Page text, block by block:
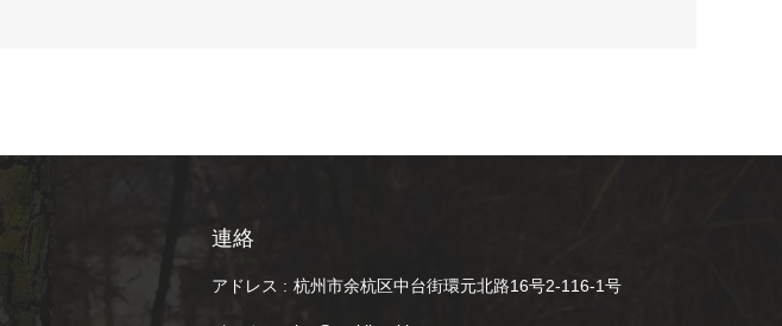
連絡
アドレス : 杭州市余杭区中台街環元北路16号2-116-1号